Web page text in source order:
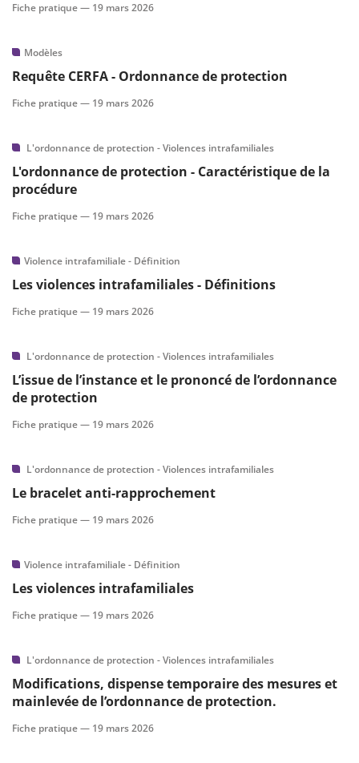
Fiche pratique — 19 mars 2026
Modèles
Requête CERFA - Ordonnance de protection
Fiche pratique — 19 mars 2026
L'ordonnance de protection - Violences intrafamiliales
L'ordonnance de protection - Caractéristique de la
procédure
Fiche pratique — 19 mars 2026
Violence intrafamiliale - Définition
Les violences intrafamiliales - Définitions
Fiche pratique — 19 mars 2026
L'ordonnance de protection - Violences intrafamiliales
L’issue de l’instance et le prononcé de l’ordonnance
de protection
Fiche pratique — 19 mars 2026
L'ordonnance de protection - Violences intrafamiliales
Le bracelet anti-rapprochement
Fiche pratique — 19 mars 2026
Violence intrafamiliale - Définition
Les violences intrafamiliales
Fiche pratique — 19 mars 2026
L'ordonnance de protection - Violences intrafamiliales
Modifications, dispense temporaire des mesures et
mainlevée de l’ordonnance de protection.
Fiche pratique — 19 mars 2026